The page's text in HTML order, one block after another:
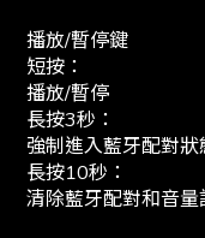
播放/暫停鍵
短按：
播放/暫停
長按3秒：
強制進入藍牙配對狀
長按10秒：
清除藍牙配對和音